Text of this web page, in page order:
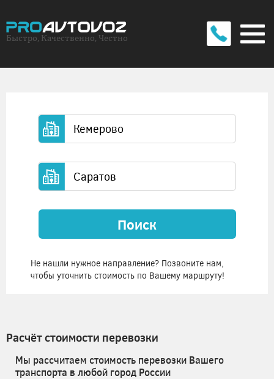
Быстро, Качественно, Честно
Поиск
Не нашли нужное направление? Позвоните нам,
чтобы уточнить стоимость по Вашему маршруту!
Расчёт стоимости перевозки
Мы рассчитаем стоимость перевозки Вашего
транспорта в любой город России